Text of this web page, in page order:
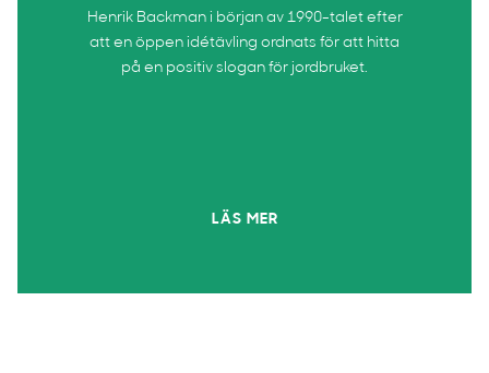
Henrik Backman i början av 1990-talet efter
att en öppen idétävling ordnats för att hitta
på en positiv slogan för jordbruket.
LÄS MER